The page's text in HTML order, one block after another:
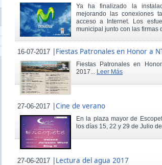
Ya ha finalizado la
mejorando las conexiones
acceso a Internet. Los
municipal junto con las firmas
16-07-2017 |Fiestas Patronales en Honor a
Fiestas Patronales en
2017... Leer Más
27-06-2017 |Cine de verano
En la plaza mayor de
los días 15, 22 y 29 de Julio
27-06-2017 |Lectura del agua 2017